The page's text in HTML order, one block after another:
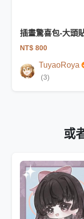
插畫驚喜包-大頭
NT$ 800
TuyaoRoya
(3)
或